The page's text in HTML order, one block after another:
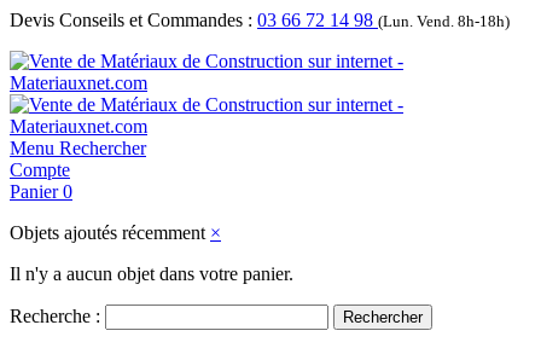
Devis Conseils et Commandes : 03 66 72 14 98 (Lun. Vend. 8h-18h)
Menu Rechercher
Compte
Panier 0
Objets ajoutés récemment ×
Il n'y a aucun objet dans votre panier.
Recherche : Rechercher